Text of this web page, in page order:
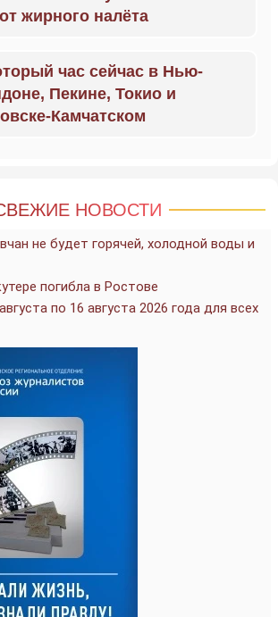
жирного налёта
час сейчас в Нью-
Пекине, Токио и
Камчатском
НОВОСТИ
не будет горячей, холодной воды и
погибла в Ростове
по 16 августа 2026 года для всех